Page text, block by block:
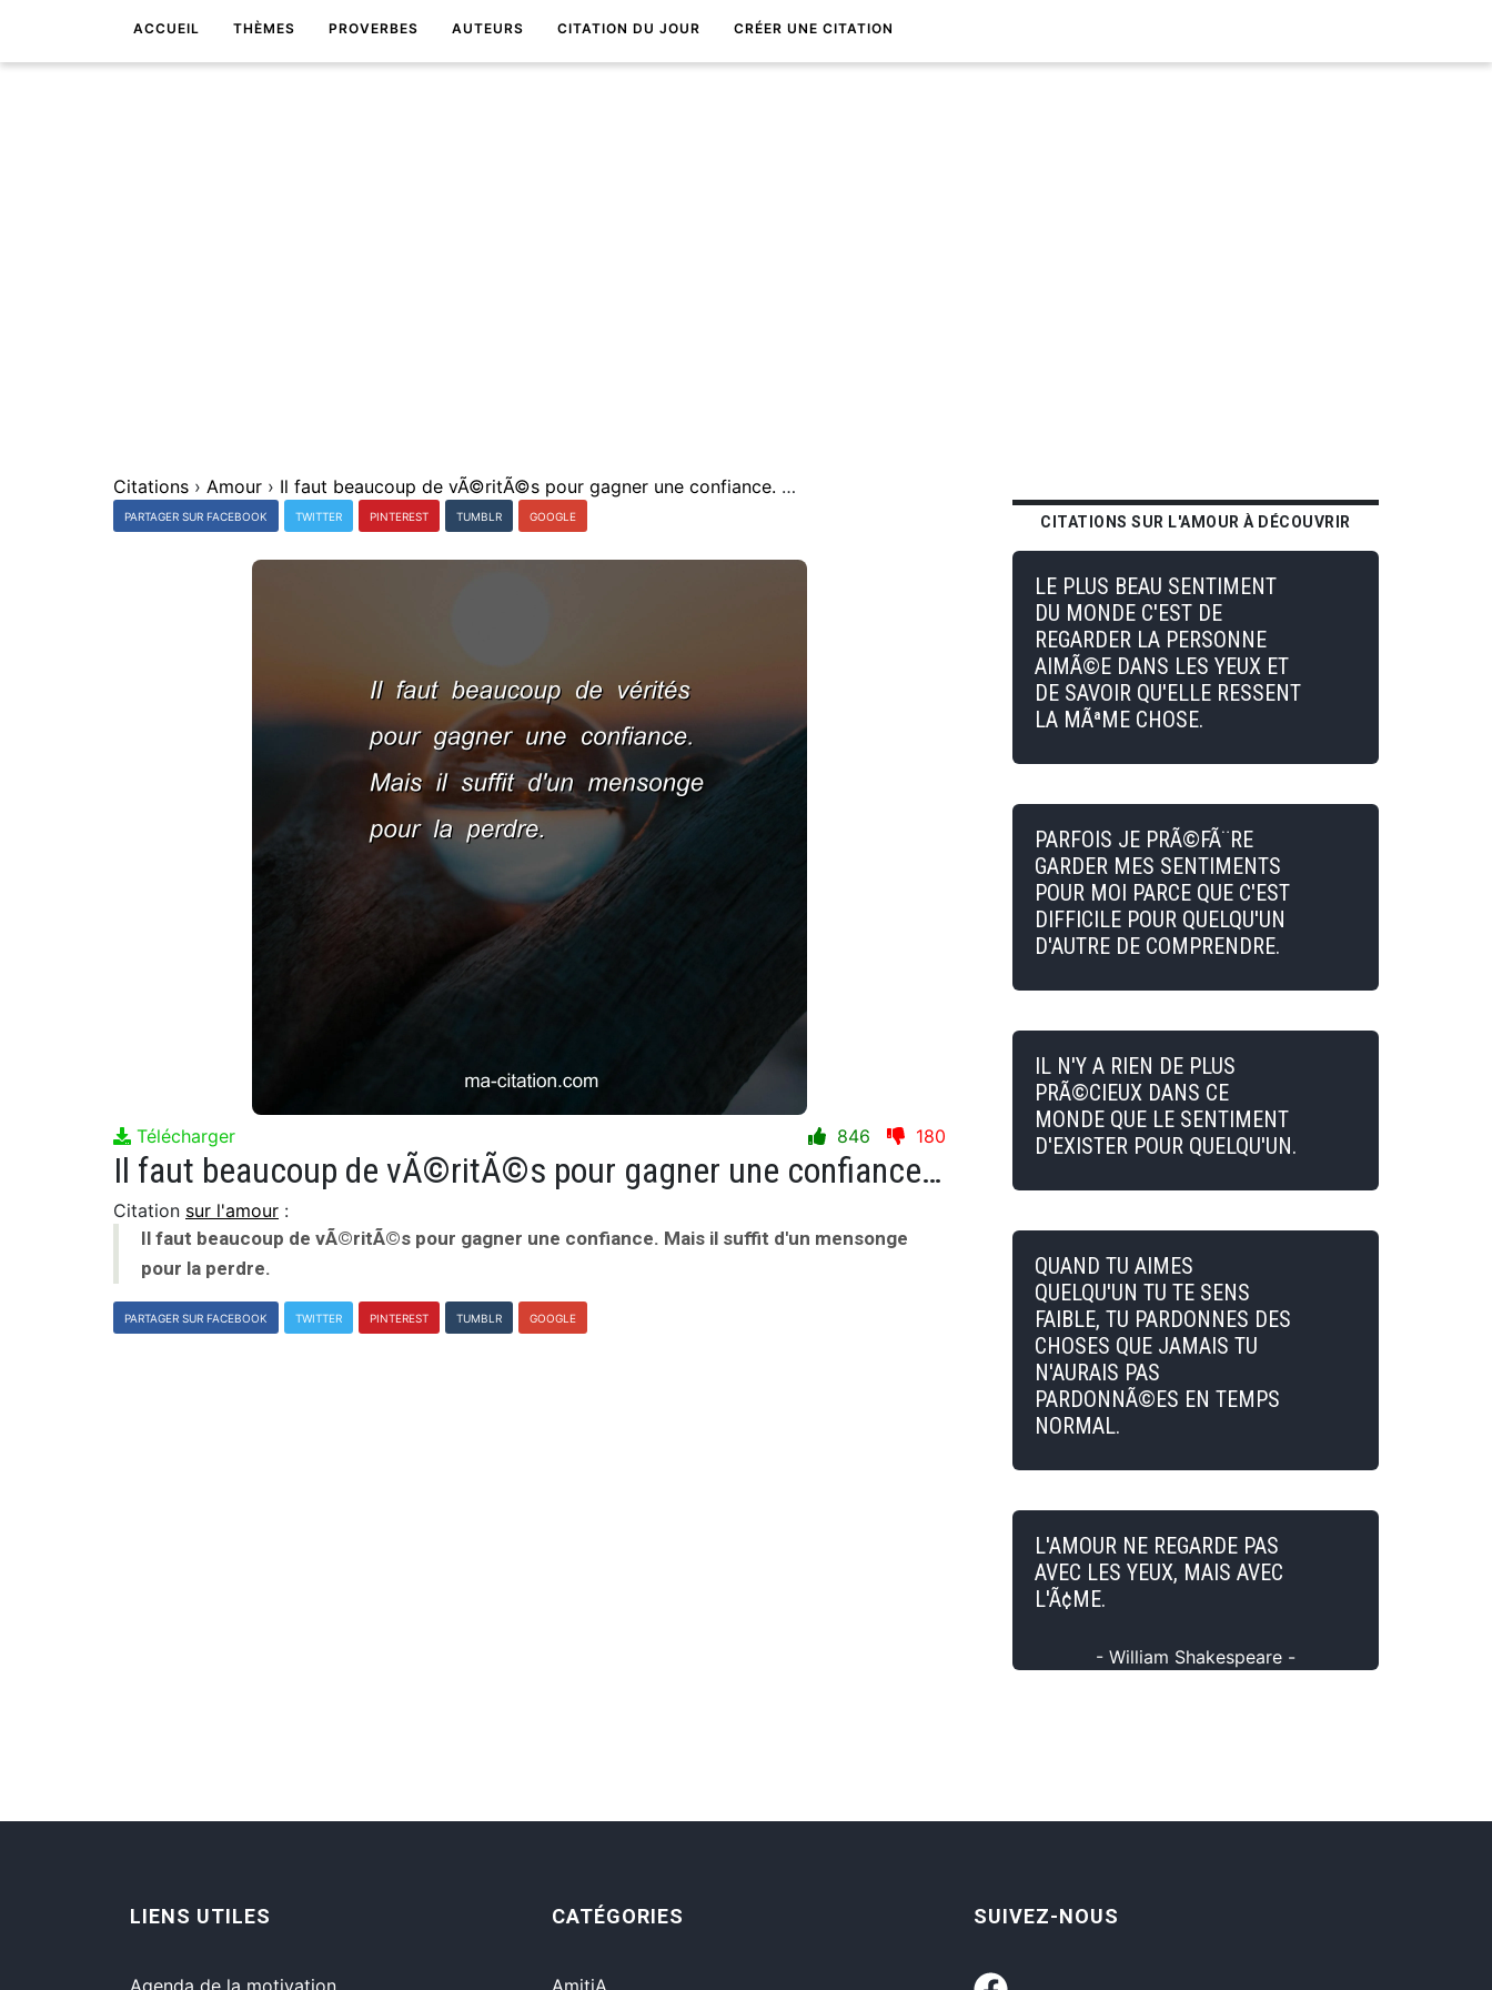
ACCUEIL THÈMES PROVERBES AUTEURS CITATION DU JOUR CRÉER UNE CITATION
Citations › Amour › Il faut beaucoup de vÃ©ritÃ©s pour gagner une confiance. Mais il suffit d'un mensonge pour la perdre.
PARTAGER SUR FACEBOOK TWITTER PINTEREST TUMBLR GOOGLE
Télécharger 846 180
Il faut beaucoup de vÃ©ritÃ©s pour gagner une confiance. Mais il suffit d'un mensonge pour la perdre.
Citation sur l'amour :
Il faut beaucoup de vÃ©ritÃ©s pour gagner une confiance. Mais il suffit d'un mensonge
pour la perdre.
PARTAGER SUR FACEBOOK TWITTER PINTEREST TUMBLR GOOGLE
CITATIONS SUR L'AMOUR À DÉCOUVRIR
LE PLUS BEAU SENTIMENT
DU MONDE C'EST DE
REGARDER LA PERSONNE
AIMÃ©E DANS LES YEUX ET
DE SAVOIR QU'ELLE RESSENT
LA MÃªME CHOSE.
PARFOIS JE PRÃ©FÃ¨RE
GARDER MES SENTIMENTS
POUR MOI PARCE QUE C'EST
DIFFICILE POUR QUELQU'UN
D'AUTRE DE COMPRENDRE.
IL N'Y A RIEN DE PLUS
PRÃ©CIEUX DANS CE
MONDE QUE LE SENTIMENT
D'EXISTER POUR QUELQU'UN.
QUAND TU AIMES
QUELQU'UN TU TE SENS
FAIBLE, TU PARDONNES DES
CHOSES QUE JAMAIS TU
N'AURAIS PAS
PARDONNÃ©ES EN TEMPS
NORMAL.
L'AMOUR NE REGARDE PAS
AVEC LES YEUX, MAIS AVEC
L'Ã¢ME.
- William Shakespeare -
LIENS UTILES
Agenda de la motivation
CATÉGORIES
AmitiA
SUIVEZ-NOUS